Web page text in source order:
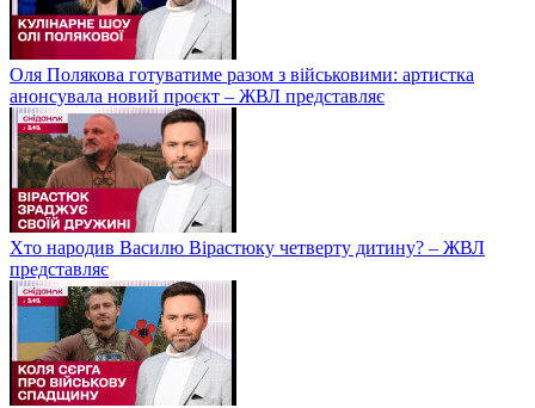
Оля Полякова готуватиме разом з військовими: артистка
анонсувала новий проєкт – ЖВЛ представляє
Хто народив Василю Вірастюку четверту дитину? – ЖВЛ
представляє